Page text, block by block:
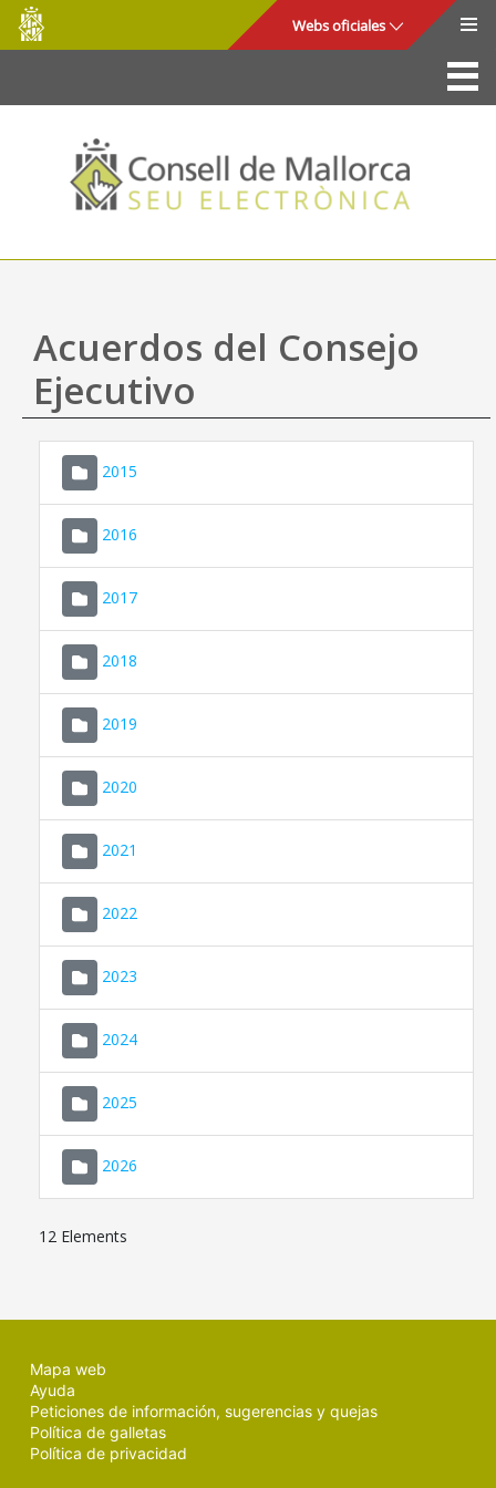
Saltar al contenido principal
Consell
de
Mallorca
Webs oficiales
La Sede
Consejo de Mallorca
Acceso y seguridad
Utilidades
Mapa web
Ayuda
Acuerdos del Consejo
Ejecutivo
2015
2016
2017
2018
2019
2020
2021
2022
2023
2024
2025
2026
12 Elements
Mapa web
Ayuda
Peticiones de información, sugerencias y quejas
Política de galletas
Política de privacidad